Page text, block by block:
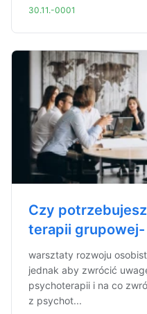
30.11.-0001
Czy
terapii
warsztaty rozwoju
jednak aby zwrócić
psychoterapii i na co
z psychot...